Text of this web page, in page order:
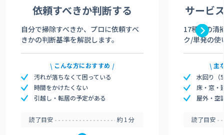
依頼すべきか判断する
自分で掃除すべきか、プロに依頼すべ
きかの判断基準を解説します。
こんな方におすすめ
汚れが落ちなくて困っている
時間をかけたくない
引越し・転居の予定がある
読了目安 約1分
サービ
17種類の清
ク/単発の使
主
水回り（
床・窓・
屋外・空
読了目安